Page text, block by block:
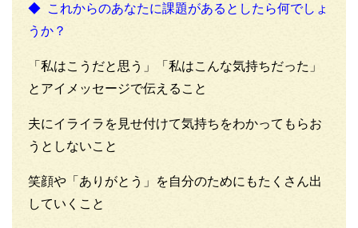
◆ これからのあなたに課題があるとしたら何でしょ
うか？
「私はこうだと思う」「私はこんな気持ちだった」
とアイメッセージで伝えること
夫にイライラを見せ付けて気持ちをわかってもらお
うとしないこと
笑顔や「ありがとう」を自分のためにもたくさん出
していくこと